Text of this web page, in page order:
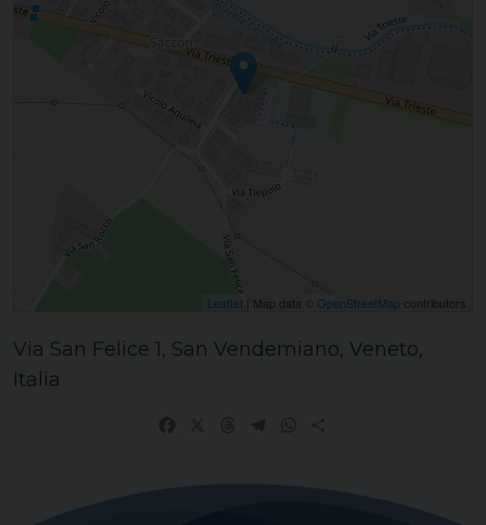
Leaflet | Map data © OpenStreetMap contributors
Via San Felice 1, San Vendemiano, Veneto,
Italia